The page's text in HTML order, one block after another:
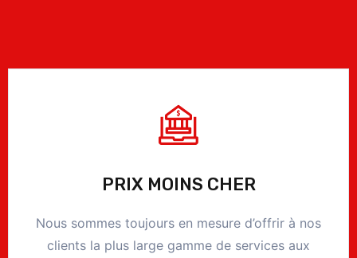
PRIX MOINS CHER
Nous sommes toujours en mesure d’offrir à nos
clients la plus large gamme de services aux